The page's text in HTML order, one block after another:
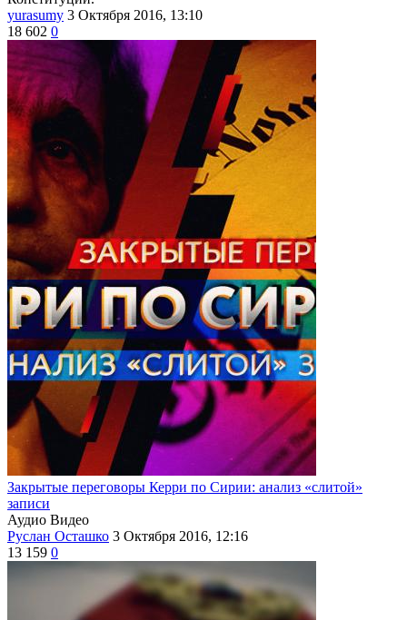
yurasumy 3 Октября 2016, 13:10
18 602 0
Закрытые переговоры Керри по Сирии: анализ «слитой»
записи
Аудио Видео
Руслан Осташко 3 Октября 2016, 12:16
13 159 0